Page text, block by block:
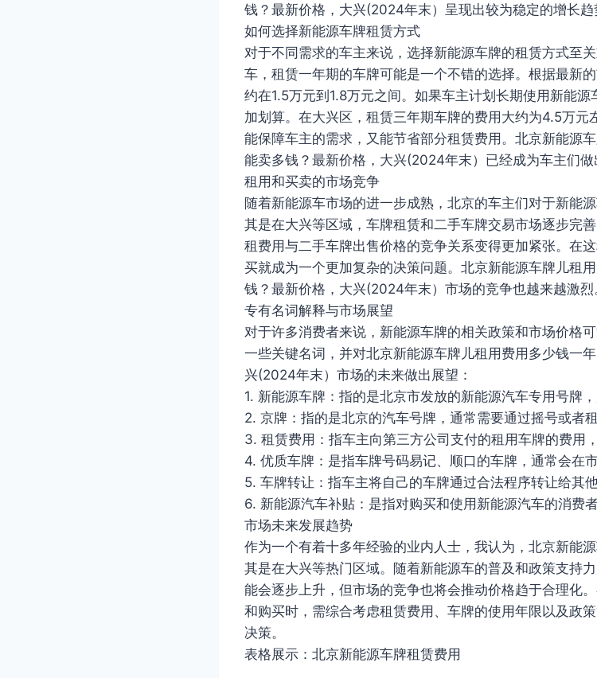
钱？最新价格，大兴(2024年末）呈现出较为稳定的增长趋
如何选择新能源车牌租赁方式
对于不同需求的车主来说，选择新能源车牌的租赁方式至
车，租赁一年期的车牌可能是一个不错的选择。根据最新
约在1.5万元到1.8万元之间。如果车主计划长期使用新能
加划算。在大兴区，租赁三年期车牌的费用大约为4.5万
能保障车主的需求，又能节省部分租赁费用。北京新能源
能卖多钱？最新价格，大兴(2024年末）已经成为车主们做
租用和买卖的市场竞争
随着新能源车市场的进一步成熟，北京的车主们对于新能
其是在大兴等区域，车牌租赁和二手车牌交易市场逐步完
租费用与二手车牌出售价格的竞争关系变得更加紧张。在
买就成为一个更加复杂的决策问题。北京新能源车牌儿租
钱？最新价格，大兴(2024年末）市场的竞争也越来越激烈
专有名词解释与市场展望
对于许多消费者来说，新能源车牌的相关政策和市场价格
一些关键名词，并对北京新能源车牌儿租用费用多少钱一
兴(2024年末）市场的未来做出展望：
1. 新能源车牌：指的是北京市发放的新能源汽车专用号牌
2. 京牌：指的是北京的汽车号牌，通常需要通过摇号或者
3. 租赁费用：指车主向第三方公司支付的租用车牌的费用
4. 优质车牌：是指车牌号码易记、顺口的车牌，通常会在
5. 车牌转让：指车主将自己的车牌通过合法程序转让给其他
6. 新能源汽车补贴：是指对购买和使用新能源汽车的消费
市场未来发展趋势
作为一个有着十多年经验的业内人士，我认为，北京新能
其是在大兴等热门区域。随着新能源车的普及和政策支持
能会逐步上升，但市场的竞争也将会推动价格趋于合理化
和购买时，需综合考虑租赁费用、车牌的使用年限以及政
决策。
表格展示：北京新能源车牌租赁费用